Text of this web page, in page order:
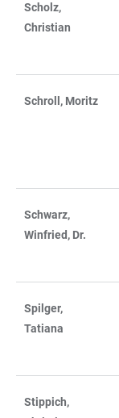
Scholz,
Christian
Schroll, Moritz
Schwarz,
Winfried, Dr.
Spilger,
Tatiana
Stippich,